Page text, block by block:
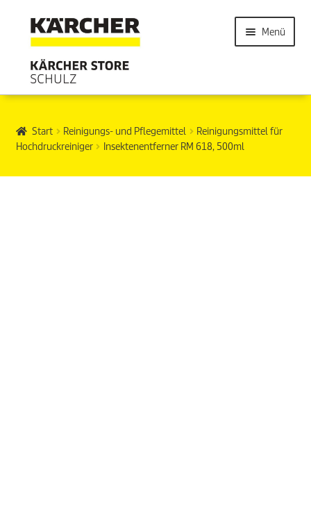
Menü
Start Reinigungs- und Pflegemittel
Reinigungsmittel für
Hochdruckreiniger
Insektenentferner RM 618, 500ml